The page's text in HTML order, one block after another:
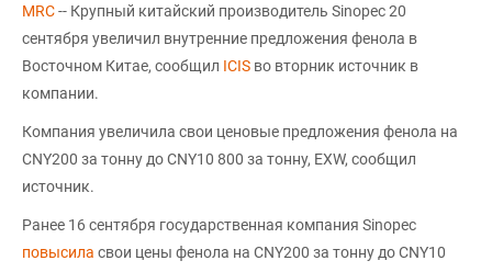
MRC-- Крупный китайский производитель Sinopec 20
сентября увеличил внутренние предложения фенола в
Восточном Китае, сообщил ICIS во вторник источник в
компании.
Компания увеличила свои ценовые предложения фенола на
CNY200 за тонну до CNY10 800 за тонну, EXW, сообщил
источник.
Ранее 16 сентября государственная компания Sinopec
повысила свои цены фенола на CNY200 за тонну до CNY10